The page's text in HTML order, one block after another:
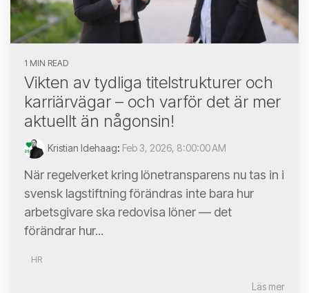
1 MIN READ
Vikten av tydliga titelstrukturer och
karriärvägar – och varför det är mer
aktuellt än någonsin!
Kristian Idehaag: Feb 3, 2026, 8:00:00 AM
När regelverket kring lönetransparens nu tas in i
svensk lagstiftning förändras inte bara hur
arbetsgivare ska redovisa löner — det
förändrar hur...
HR
Läs mer